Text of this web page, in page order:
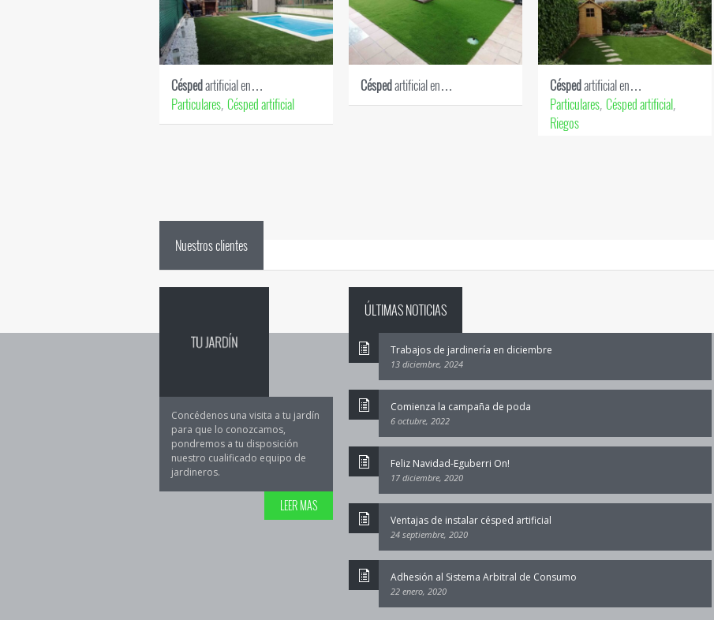
Céspedartificial en…
Particulares, Césped artificial
Céspedartificial en… Céspedartificial en…
Particulares, Césped artificial,
Riegos
Nuestros clientes
Concédenos una visita a tu jardín
para que lo conozcamos,
pondremos a tu disposición
nuestro cualificado equipo de
jardineros.
LEER MAS
ÚLTIMAS NOTICIAS
Trabajos de jardinería en diciembre
13 diciembre, 2024
Comienza la campaña de poda
6 octubre, 2022
Feliz Navidad-Eguberri On!
17 diciembre, 2020
Ventajas de instalar césped artificial
24 septiembre, 2020
Adhesión al Sistema Arbitral de Consumo
22 enero, 2020